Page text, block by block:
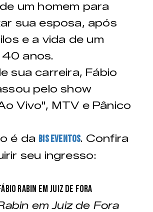
um homem para
sua esposa, após
e a vida de um
40 anos.
sua carreira, Fábio
pelo show
Vivo", MTV e Pânico
é da Bis Eventos. Confira
seu ingresso:
em Juiz de Fora